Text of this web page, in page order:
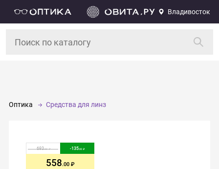
Владивосток
Оптика Средства для линз
693.00 -135.00
558.00